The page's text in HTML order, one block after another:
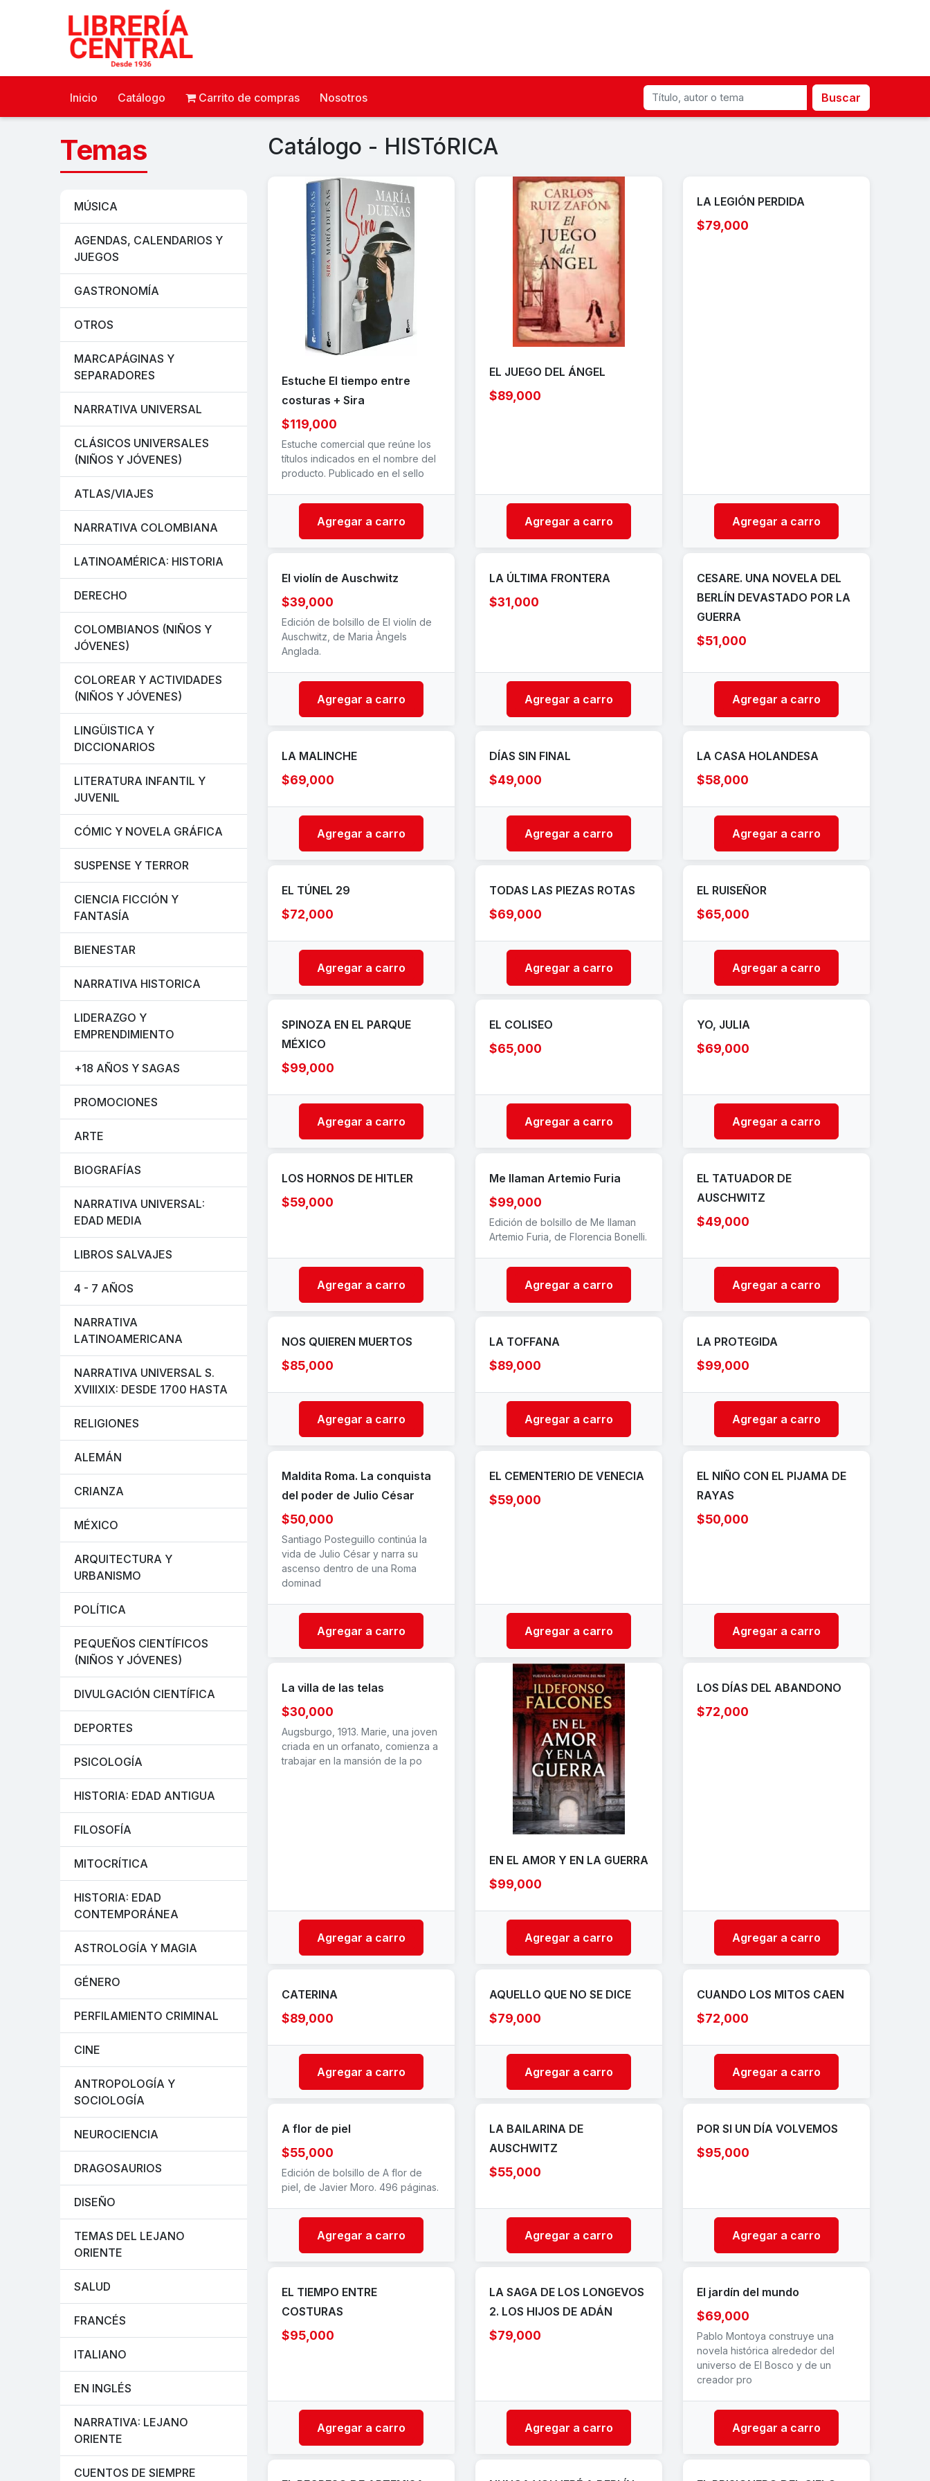
Inicio Catálogo Carrito de compras Nosotros Buscar
Temas
MÚSICA
AGENDAS, CALENDARIOS Y
JUEGOS
GASTRONOMÍA
OTROS
MARCAPÁGINAS Y
SEPARADORES
NARRATIVA UNIVERSAL
CLÁSICOS UNIVERSALES
(NIÑOS Y JÓVENES)
ATLAS/VIAJES
NARRATIVA COLOMBIANA
LATINOAMÉRICA: HISTORIA
DERECHO
COLOMBIANOS (NIÑOS Y
JÓVENES)
COLOREAR Y ACTIVIDADES
(NIÑOS Y JÓVENES)
LINGÜISTICA Y
DICCIONARIOS
LITERATURA INFANTIL Y
JUVENIL
CÓMIC Y NOVELA GRÁFICA
SUSPENSE Y TERROR
CIENCIA FICCIÓN Y
FANTASÍA
BIENESTAR
NARRATIVA HISTORICA
LIDERAZGO Y
EMPRENDIMIENTO
+18 AÑOS Y SAGAS
PROMOCIONES
ARTE
BIOGRAFÍAS
NARRATIVA UNIVERSAL:
EDAD MEDIA
LIBROS SALVAJES
4 - 7 AÑOS
NARRATIVA
LATINOAMERICANA
NARRATIVA UNIVERSAL S.
XVIIIXIX: DESDE 1700 HASTA
RELIGIONES
ALEMÁN
CRIANZA
MÉXICO
ARQUITECTURA Y
URBANISMO
POLÍTICA
PEQUEÑOS CIENTÍFICOS
(NIÑOS Y JÓVENES)
DIVULGACIÓN CIENTÍFICA
DEPORTES
PSICOLOGÍA
HISTORIA: EDAD ANTIGUA
FILOSOFÍA
MITOCRÍTICA
HISTORIA: EDAD
CONTEMPORÁNEA
ASTROLOGÍA Y MAGIA
GÉNERO
PERFILAMIENTO CRIMINAL
CINE
ANTROPOLOGÍA Y
SOCIOLOGÍA
NEUROCIENCIA
DRAGOSAURIOS
DISEÑO
TEMAS DEL LEJANO
ORIENTE
SALUD
FRANCÉS
ITALIANO
EN INGLÉS
NARRATIVA: LEJANO
ORIENTE
CUENTOS DE SIEMPRE
Catálogo - HISTóRICA
Estuche El tiempo entre
costuras + Sira
$119,000
Estuche comercial que reúne los
títulos indicados en el nombre del
producto. Publicado en el sello
Agregar a carro
EL JUEGO DEL ÁNGEL
$89,000
Agregar a carro
LA LEGIÓN PERDIDA
$79,000
Agregar a carro
El violín de Auschwitz
$39,000
Edición de bolsillo de El violín de
Auschwitz, de Maria Àngels
Anglada.
Agregar a carro
LA ÚLTIMA FRONTERA
$31,000
Agregar a carro
CESARE. UNA NOVELA DEL
BERLÍN DEVASTADO POR LA
GUERRA
$51,000
Agregar a carro
LA MALINCHE
$69,000
Agregar a carro
DÍAS SIN FINAL
$49,000
Agregar a carro
LA CASA HOLANDESA
$58,000
Agregar a carro
EL TÚNEL 29
$72,000
Agregar a carro
TODAS LAS PIEZAS ROTAS
$69,000
Agregar a carro
EL RUISEÑOR
$65,000
Agregar a carro
SPINOZA EN EL PARQUE
MÉXICO
$99,000
Agregar a carro
EL COLISEO
$65,000
Agregar a carro
YO, JULIA
$69,000
Agregar a carro
LOS HORNOS DE HITLER
$59,000
Agregar a carro
Me llaman Artemio Furia
$99,000
Edición de bolsillo de Me llaman
Artemio Furia, de Florencia Bonelli.
Agregar a carro
EL TATUADOR DE
AUSCHWITZ
$49,000
Agregar a carro
NOS QUIEREN MUERTOS
$85,000
Agregar a carro
LA TOFFANA
$89,000
Agregar a carro
LA PROTEGIDA
$99,000
Agregar a carro
Maldita Roma. La conquista
del poder de Julio César
$50,000
Santiago Posteguillo continúa la
vida de Julio César y narra su
ascenso dentro de una Roma
dominad
Agregar a carro
EL CEMENTERIO DE VENECIA
$59,000
Agregar a carro
EL NIÑO CON EL PIJAMA DE
RAYAS
$50,000
Agregar a carro
La villa de las telas
$30,000
Augsburgo, 1913. Marie, una joven
criada en un orfanato, comienza a
trabajar en la mansión de la po
Agregar a carro
EN EL AMOR Y EN LA GUERRA
$99,000
Agregar a carro
LOS DÍAS DEL ABANDONO
$72,000
Agregar a carro
CATERINA
$89,000
Agregar a carro
AQUELLO QUE NO SE DICE
$79,000
Agregar a carro
CUANDO LOS MITOS CAEN
$72,000
Agregar a carro
A flor de piel
$55,000
Edición de bolsillo de A flor de
piel, de Javier Moro. 496 páginas.
Agregar a carro
LA BAILARINA DE
AUSCHWITZ
$55,000
Agregar a carro
POR SI UN DÍA VOLVEMOS
$95,000
Agregar a carro
EL TIEMPO ENTRE
COSTURAS
$95,000
Agregar a carro
LA SAGA DE LOS LONGEVOS
2. LOS HIJOS DE ADÁN
$79,000
Agregar a carro
El jardín del mundo
$69,000
Pablo Montoya construye una
novela histórica alrededor del
universo de El Bosco y de un
creador pro
Agregar a carro